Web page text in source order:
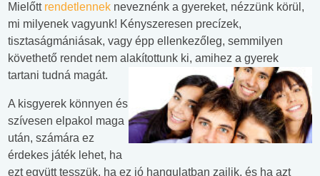
Mielőttrendetlennek neveznénk a gyereket, nézzünk körül,
mi milyenek vagyunk! Kényszeresen precízek,
tisztaságmániásak, vagy épp ellenkezőleg, semmilyen
követhető rendet nem alakítottunk ki, amihez a gyerek
tartani tudná magát.
A kisgyerek könnyen és
szívesen elpakol maga
után, számára ez
érdekes játék lehet, ha
ezt együtt tesszük, ha ez jó hangulatban zajlik, és ha azt